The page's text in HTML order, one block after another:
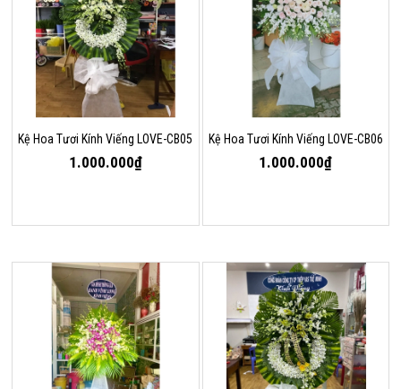
Kệ Hoa Tươi Kính Viếng LOVE-CB05
1.000.000₫
Kệ Hoa Tươi Kính Viếng LOVE-CB06
1.000.000₫